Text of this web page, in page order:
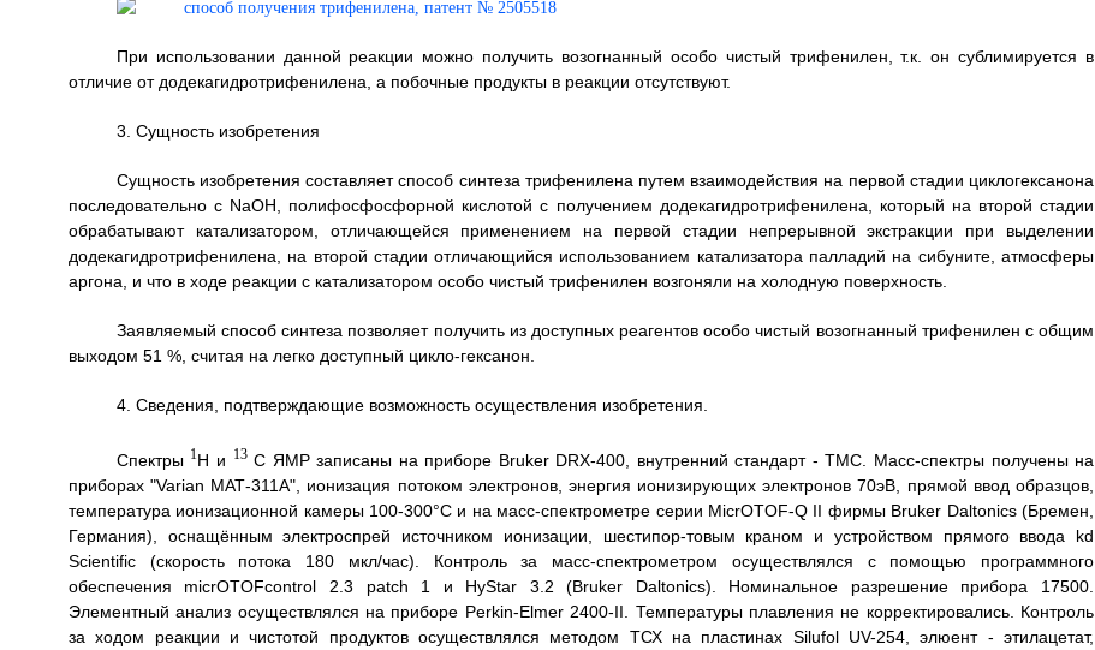
При использовании данной реакции можно получить возогнанный особо чистый трифенилен, т.к. он сублимируется в
отличие от додекагидротрифенилена, а побочные продукты в реакции отсутствуют.
3. Сущность изобретения
Сущность изобретения составляет способ синтеза трифенилена путем взаимодействия на первой стадии циклогексанона
последовательно с NaOH, полифосфосфорной кислотой с получением додекагидротрифенилена, который на второй стадии
обрабатывают катализатором, отличающейся применением на первой стадии непрерывной экстракции при выделении
додекагидротрифенилена, на второй стадии отличающийся использованием катализатора палладий на сибуните, атмосферы
аргона, и что в ходе реакции с катализатором особо чистый трифенилен возгоняли на холодную поверхность.
Заявляемый способ синтеза позволяет получить из доступных реагентов особо чистый возогнанный трифенилен с общим
выходом 51 %, считая на легко доступный цикло-гексанон.
4. Сведения, подтверждающие возможность осуществления изобретения.
Спектры 1Н и 13С ЯМР записаны на приборе Bruker DRX-400, внутренний стандарт - ТМС. Масс-спектры получены на
приборах "Varian МАТ-311А", ионизация потоком электронов, энергия ионизирующих электронов 70эВ, прямой ввод образцов,
температура ионизационной камеры 100-300°C и на масс-спектрометре серии MicrOTOF-Q II фирмы Bruker Daltonics (Бремен,
Германия), оснащённым электроспрей источником ионизации, шестипор-товым краном и устройством прямого ввода kd
Scientific (скорость потока 180 мкл/час). Контроль за масс-спектрометром осуществлялся с помощью программного
обеспечения micrOTOFcontrol 2.3 patch 1 и HyStar 3.2 (Bruker Daltonics). Номинальное разрешение прибора 17500.
Элементный анализ осуществлялся на приборе Perkin-Elmer 2400-II. Температуры плавления не корректировались. Контроль
за ходом реакции и чистотой продуктов осуществлялся методом ТСХ на пластинах Silufol UV-254, элюент - этилацетат,